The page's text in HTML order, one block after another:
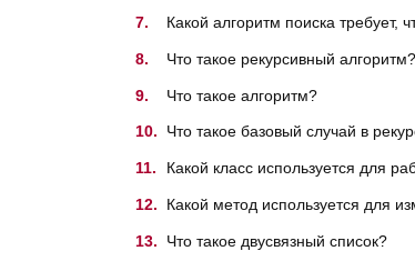
Какой алгоритм поиска
Что такое рекурсивный алгоритм?
Что такое алгоритм?
Что такое базовый случай в
Какой класс используется для
Какой метод используется для
Что такое двусвязный список?